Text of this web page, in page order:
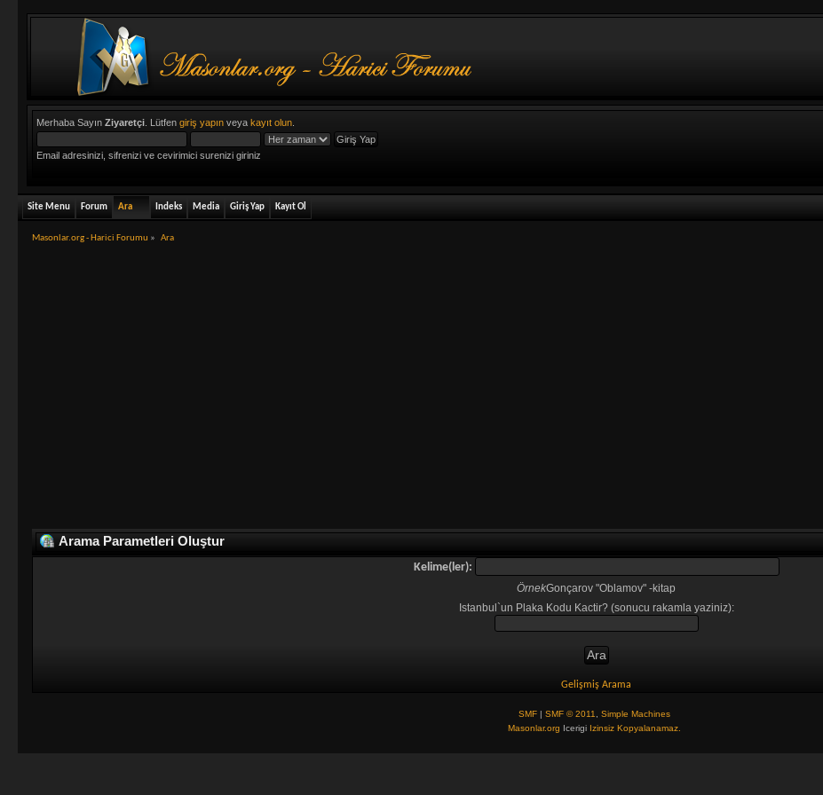
Merhaba SayınZiyaretçi . Lütfengiriş yapın veyakayıt olun
Email adresinizi, sifrenizi ve cevirimici surenizi giriniz
Site Menu Forum Ara Indeks Media Giriş Yap Kayıt Ol
Masonlar.org - Harici Forumu » Ara
Arama Parametleri Oluştur
Kelime(ler):
ÖrnekGonçarov "Oblamov" -kitap
Istanbul`un Plaka Kodu Kactir? (sonucu rakamla yaziniz):
Gelişmiş Arama
SMF| SMF © 2011
Simple Machines
Masonlar.org Icerigi Izinsiz Kopyalanamaz.